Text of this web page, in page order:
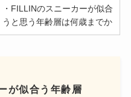
・FILLINのスニーカーが似合
うと思う年齢層は何歳までか
が似合う年齢層